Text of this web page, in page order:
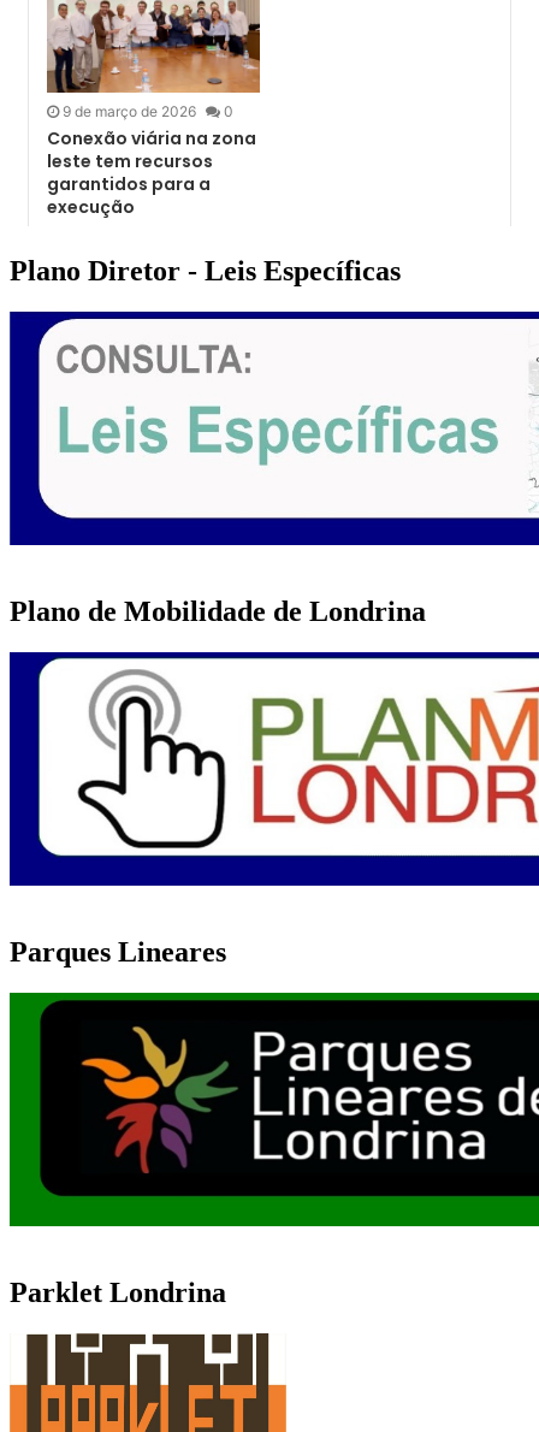
Plano Diretor - Leis Específicas
Plano de Mobilidade de Londrina
Parques Lineares
Parklet Londrina